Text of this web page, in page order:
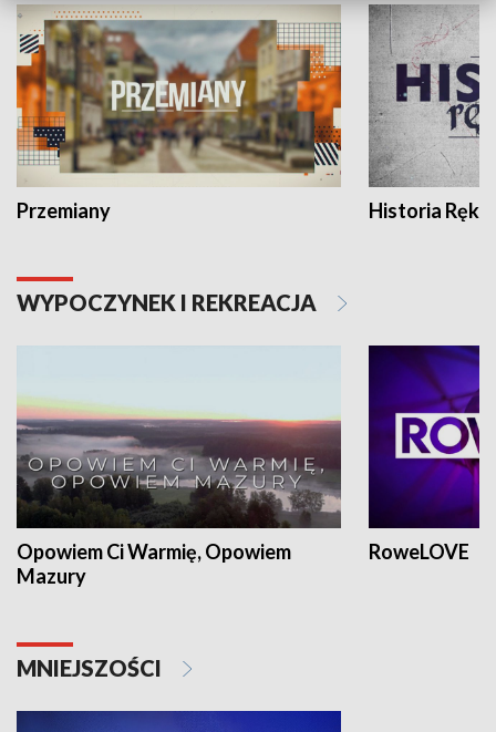
Przemiany Historia Ręką
WYPOCZYNEK I REKREACJA
Opowiem Ci Warmię, Opowiem
Mazury
RoweLOVE
MNIEJSZOŚCI